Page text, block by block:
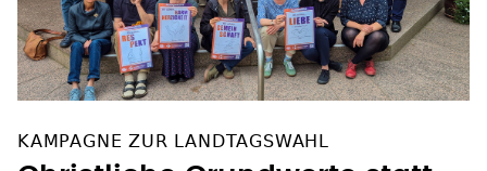
Christliche Grundwerte statt